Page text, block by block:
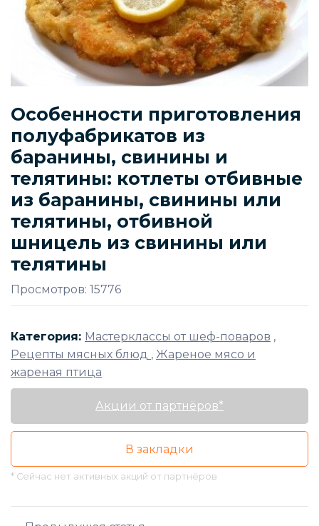
Особенности приготовления
полуфабрикатов из
баранины, свинины и
телятины: котлеты отбивные
из баранины, свинины или
телятины, отбивной
шницель из свинины или
телятины
Просмотров: 15776
Категория: Мастерклассы от шеф-поваров ,
Рецепты мясных блюд , Жареное мясо и
жареная птица
Акции от партнёров*
В закладки
* Сейчас нет активных акций от партнёров